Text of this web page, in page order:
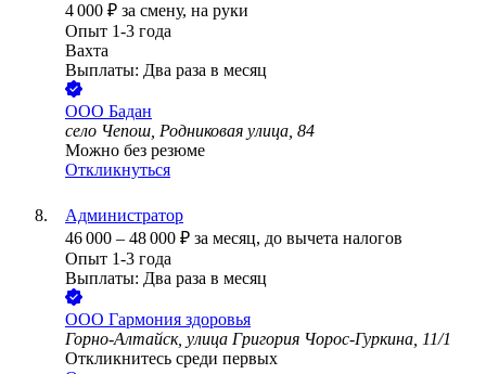
4 000 ₽ за смену, на руки
Опыт 1-3 года
Вахта
Выплаты: Два раза в месяц
ООО Бадан
село Чепош, Родниковая улица, 84
Можно без резюме
Откликнуться
Администратор
46 000 – 48 000 ₽ за месяц, до вычета налогов
Опыт 1-3 года
Выплаты: Два раза в месяц
ООО Гармония здоровья
Горно-Алтайск, улица Григория Чорос-Гуркина, 11/1
Откликнитесь среди первых